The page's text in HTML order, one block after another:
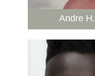
Andre H.